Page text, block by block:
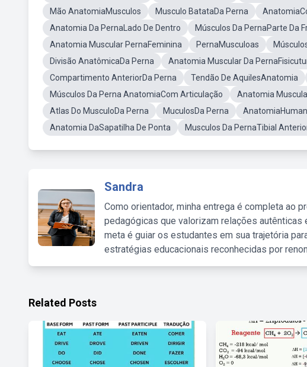
Mão AnatomiaMusculos
Musculo BatataDa Perna
Anatomia Da PernaLado De Dentro
Músculos Da PernaParte Da
Anatomia Muscular PernaFeminina
PernaMusculoas
Divisão AnatômicaDa Perna
Anatomia Muscular Da
Compartimento AnteriorDa Perna
Tendão De AquilesAnatomia
Músculos Da Perna AnatomiaCom Articulação
Anatomia
Atlas Do MusculoDa Perna
MuculosDa Perna
Anatomia DaSapatilha De Ponta
Musculos Da PernaTibial
Sandra
Como orientador, minha entrega é completa ao
pedagógicas que valorizam relações
meta é guiar os estudantes em sua trajetória
estratégias educacionais reconhecidas por
Related Posts